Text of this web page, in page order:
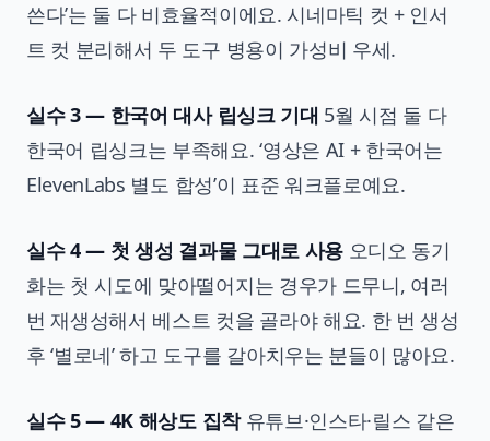
쓴다’는 둘 다 비효율적이에요. 시네마틱 컷 + 인서
트 컷 분리해서 두 도구 병용이 가성비 우세.
실수 3 — 한국어 대사 립싱크 기대 5월 시점 둘 다
한국어 립싱크는 부족해요. ‘영상은 AI + 한국어는
ElevenLabs 별도 합성’이 표준 워크플로예요.
실수 4 — 첫 생성 결과물 그대로 사용오디오 동기
화는 첫 시도에 맞아떨어지는 경우가 드무니, 여러
번 재생성해서 베스트 컷을 골라야 해요. 한 번 생성
후 ‘별로네’ 하고 도구를 갈아치우는 분들이 많아요.
실수 5 — 4K 해상도 집착유튜브·인스타·릴스 같은